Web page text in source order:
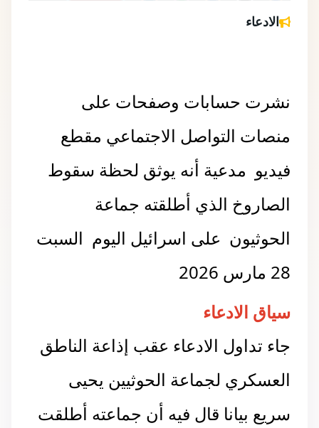
الادعاء
نشرت حسابات وصفحات على
منصات التواصل الاجتماعي مقطع
فيديو مدعية أنه يوثق لحظة سقوط
الصاروخ الذي أطلقته جماعة
الحوثيون على اسرائيل اليوم السبت
28 مارس 2026
سياق الادعاء
جاء تداول الادعاء عقب إذاعة الناطق
العسكري لجماعة الحوثيين يحيى
سريع بيانا قال فيه أن جماعته أطلقت